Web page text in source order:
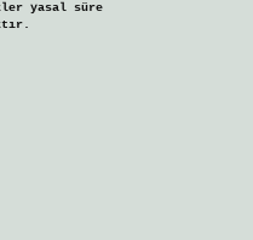
yasal süre